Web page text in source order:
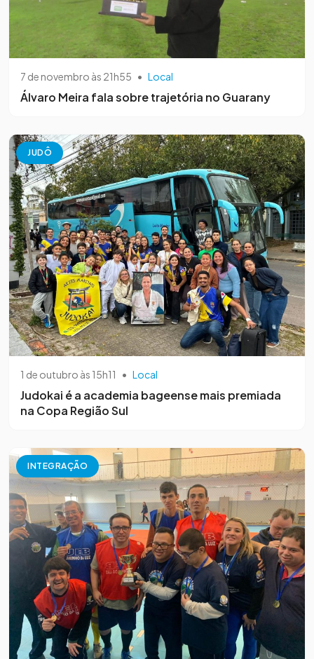
7 de novembro às 21h55 • Local
Álvaro Meira fala sobre trajetória no Guarany
JUDÔ
1 de outubro às 15h11 • Local
Judokai é a academia bageense mais premiada
na Copa Região Sul
INTEGRAÇÃO